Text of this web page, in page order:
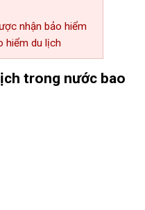
nhận bảo hiểm
hiểm du lịch
trong nước bao